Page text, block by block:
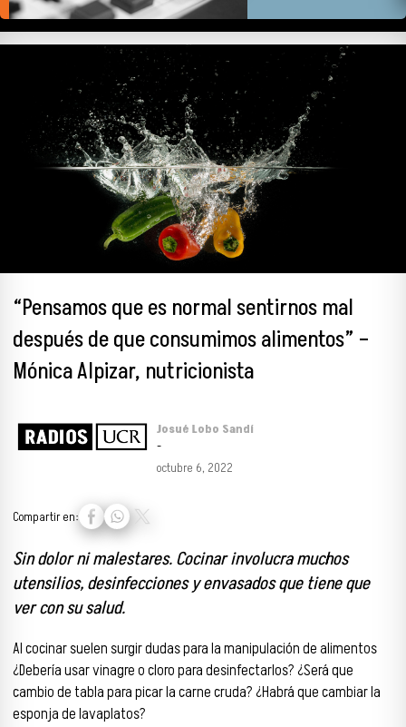
“Pensamos que es normal sentirnos mal
después de que consumimos alimentos” –
Mónica Alpizar, nutricionista
Josué Lobo Sandí
-
octubre 6, 2022
Compartir en:
Sin dolor ni malestares. Cocinar involucra muchos
utensilios, desinfecciones y envasados que tiene que
ver con su salud.
Al cocinar suelen surgir dudas para la manipulación de alimentos
¿Debería usar vinagre o cloro para desinfectarlos? ¿Será que
cambio de tabla para picar la carne cruda? ¿Habrá que cambiar la
esponja de lavaplatos?